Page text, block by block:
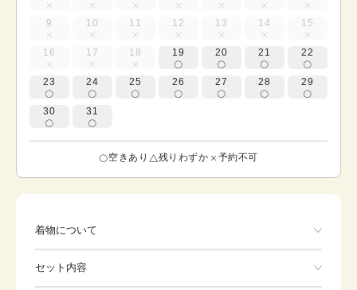
9 10 11 12 13 14 15
16 17 18 19 20 21 22
23 24 25 26 27 28 29
30 31
空きあり 残りわずか 予約不可
着物について
鳳凰は、鶏と孔雀を組み合わせたような姿をした想像上の
セット内容